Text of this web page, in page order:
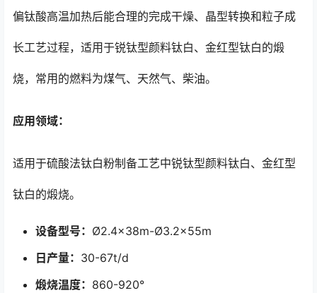
偏钛酸高温加热后能合理的完成干燥、晶型转换和粒子成
长工艺过程，适用于锐钛型颜料钛白、金红型钛白的煅
烧，常用的燃料为煤气、天然气、柴油。
应用领域：
适用于硫酸法钛白粉制备工艺中锐钛型颜料钛白、金红型
钛白的煅烧。
设备型号： Ø2.4×38m-Ø3.2×55m
日产量： 30-67t/d
煅烧温度： 860-920°